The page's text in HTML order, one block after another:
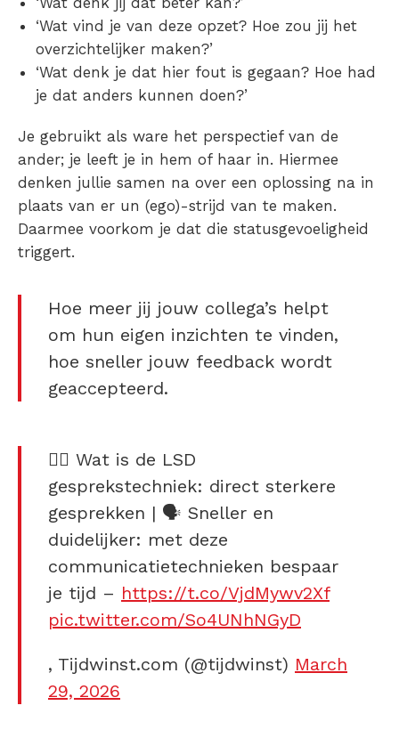
‘Wat vind je van deze opzet? Hoe zou jij het
overzichtelijker maken?’
‘Wat denk je dat hier fout is gegaan? Hoe had
je dat anders kunnen doen?’
Je gebruikt als ware het perspectief van de
ander; je leeft je in hem of haar in. Hiermee
denken jullie samen na over een oplossing na in
plaats van er un (ego)-strijd van te maken.
Daarmee voorkom je dat die statusgevoeligheid
triggert.
Hoe meer jij jouw collega’s helpt
om hun eigen inzichten te vinden,
hoe sneller jouw feedback wordt
geaccepteerd.
👂🏽 Wat is de LSD
gesprekstechniek: direct sterkere
gesprekken | 🗣️ Sneller en
duidelijker: met deze
communicatietechnieken bespaar
je tijd – https://t.co/VjdMywv2Xf
pic.twitter.com/So4UNhNGyD
, Tijdwinst.com (@tijdwinst) March
29, 2026